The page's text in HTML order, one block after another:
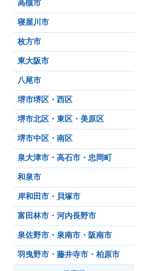
高槻市
寝屋川市
枚方市
東大阪市
八尾市
堺市堺区・西区
堺市北区・東区・美原区
堺市中区・南区
泉大津市・高石市・忠岡町
和泉市
岸和田市・貝塚市
富田林市・河内長野市
泉佐野市・泉南市・阪南市
羽曳野市・藤井寺市・柏原市